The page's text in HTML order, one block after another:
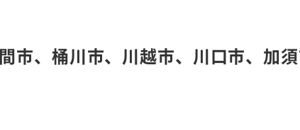
市、桶川市、川越市、川口市、加